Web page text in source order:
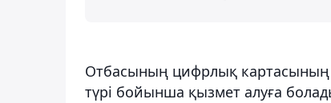
Отбасының цифрлық картасының
түрі бойынша қызмет алуға